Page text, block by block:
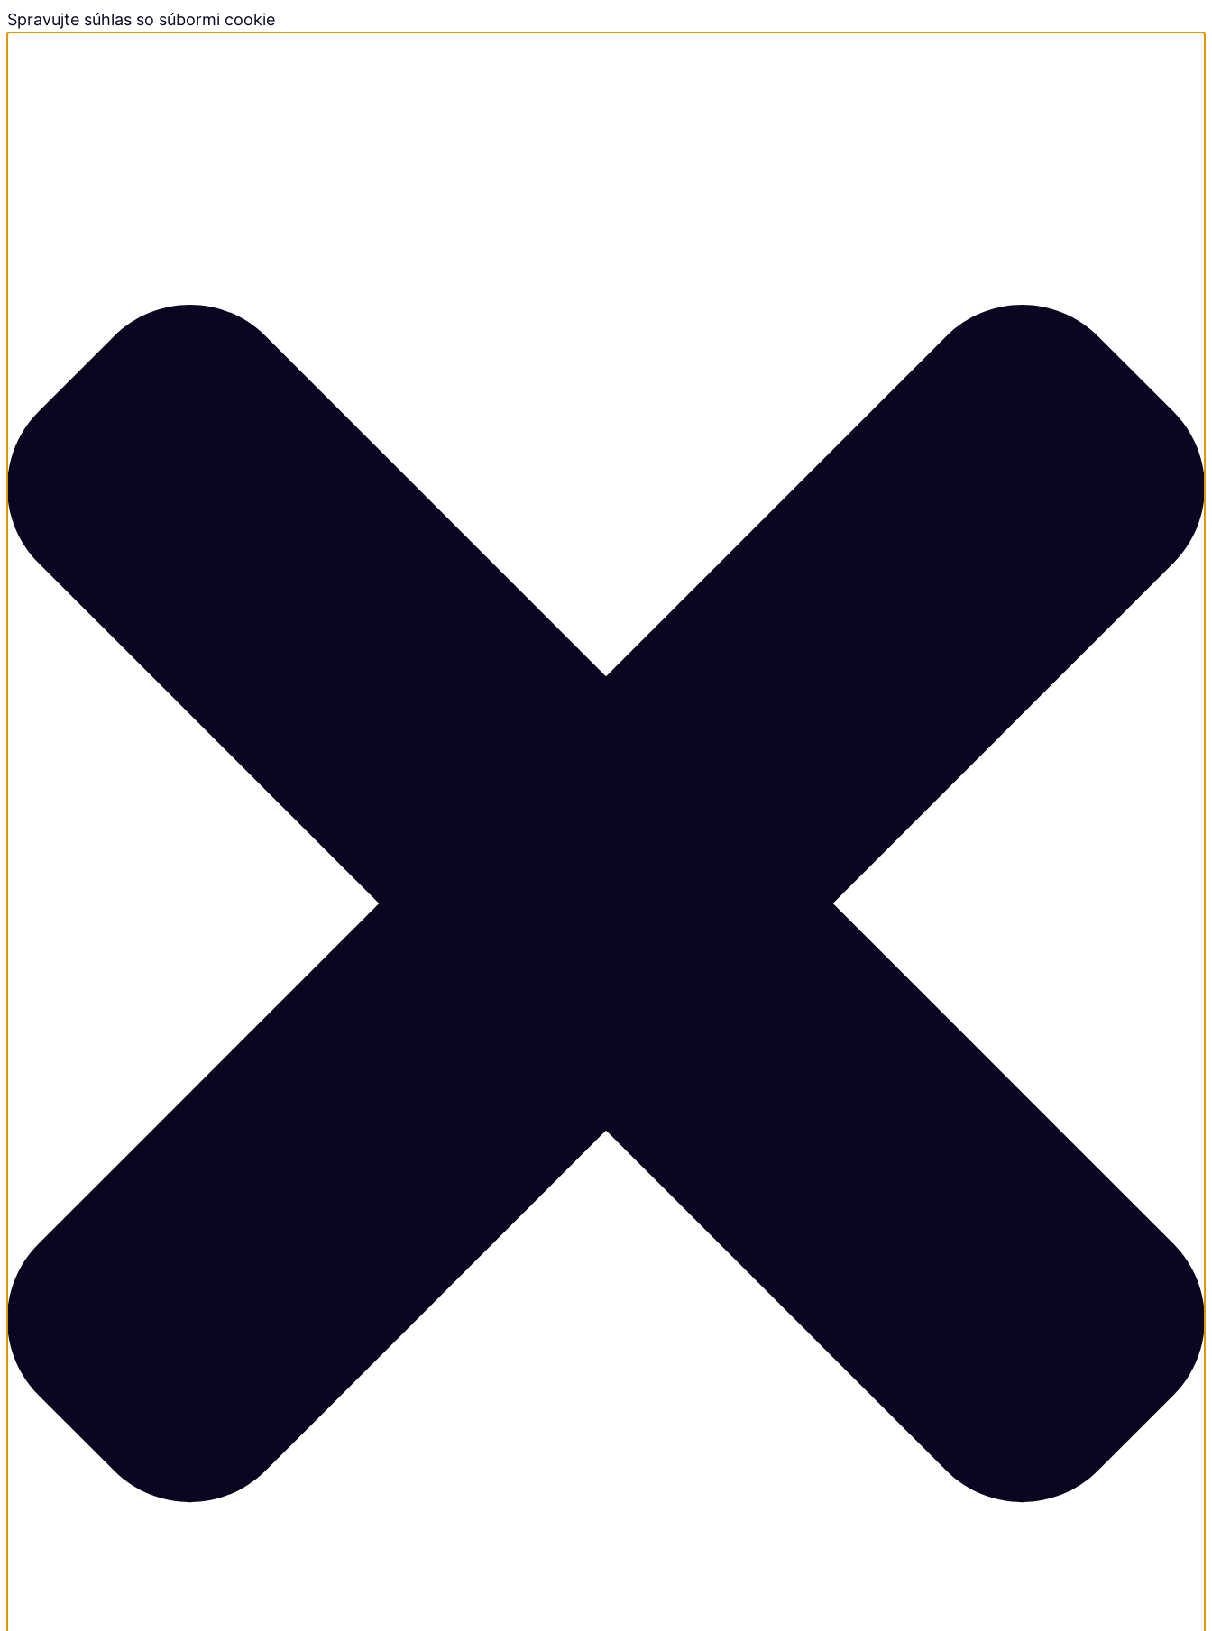
Spravujte súhlas so súbormi cookie